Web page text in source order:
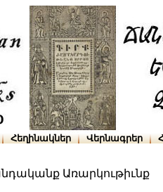
Հեղինակներ Վերնագրեր
Առարկութիւնք